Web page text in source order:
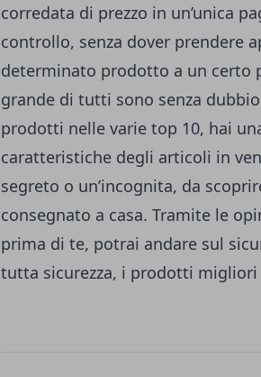
corredata di prezzo in un’unica
controllo, senza dover prendere
determinato prodotto a un certo
grande di tutti sono senza
prodotti nelle varie top 10, hai
caratteristiche degli articoli in
segreto o un’incognita, da
consegnato a casa. Tramite le
prima di te, potrai andare sul
tutta sicurezza, i prodotti migliori